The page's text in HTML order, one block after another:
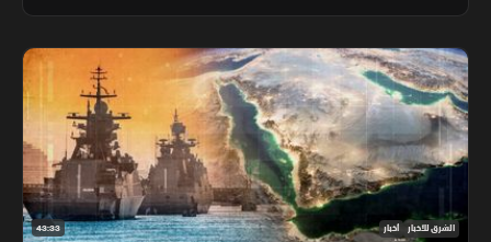
43:33 الشرق للأخبار أخبار